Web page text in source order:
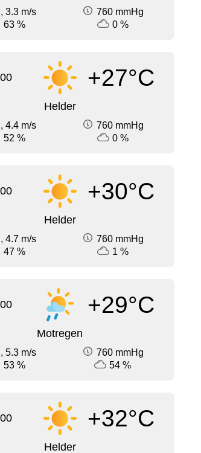
3.3 m/s
760 mmHg
63 %
0 %
+27°C
Helder
4.4 m/s
760 mmHg
52 %
0 %
+30°C
Helder
4.7 m/s
760 mmHg
47 %
1 %
+29°C
Motregen
5.3 m/s
760 mmHg
53 %
54 %
+32°C
Helder